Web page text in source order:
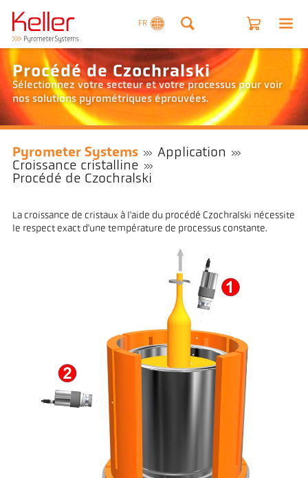
FR
Procédé de Czochralski
Sélectionnez votre secteur et votre processus pour voir
nos solutions pyrométriques éprouvées.
Pyrometer Systems
Application
Croissance cristalline
Procédé de Czochralski
La croissance de cristaux à l'aide du procédé Czochralski nécessite
le respect exact d'une température de processus constante.